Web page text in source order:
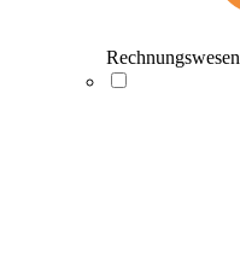
Rechnungswesen